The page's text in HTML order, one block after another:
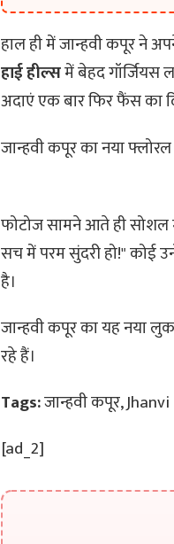
हाल ही में जान्हवी कपूर ने
हाई हील्समें बेहद गॉर्जियस
अदाएं एक बार फिर फैंस का
जान्हवी कपूर का नया
फोटोज सामने आते ही सोशल
सच में परम सुंदरी हो! कोई
है।
जान्हवी कपूर का यह नया
रहे हैं।
Tags:जान्हवी कपूर,
[ad_2]